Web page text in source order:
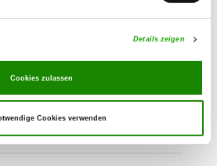
Details zeigen
Cookies zulassen
Cookies verwenden
Achtereck